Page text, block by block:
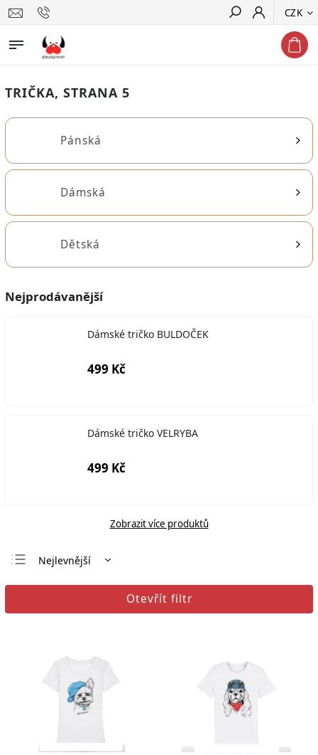
CZK
Hledat
TRIČKA, STRANA 5
Pánská
Dámská
Dětská
Nejprodávanější
Dámské tričko BULDOČEK
499 Kč
Dámské tričko VELRYBA
499 Kč
Zobrazit více produktů
Nejlevnější
Nejdražší
Otevřít filtr